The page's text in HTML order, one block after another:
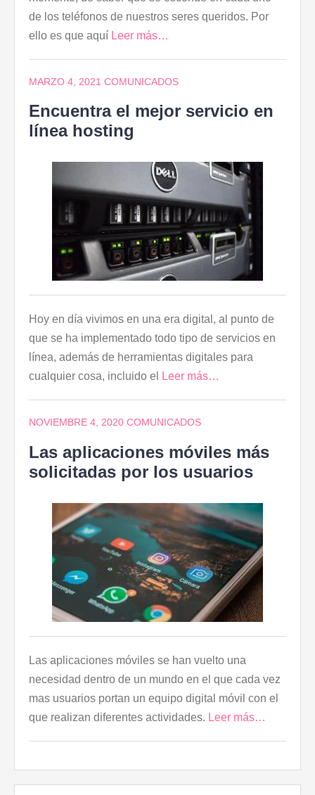
de los teléfonos de nuestros seres queridos. Por
ello es que aquí Leer más…
MARZO 4, 2021 COMUNICADOS
Encuentra el mejor servicio en
línea hosting
Hoy en día vivimos en una era digital, al punto de
que se ha implementado todo tipo de servicios en
línea, además de herramientas digitales para
cualquier cosa, incluido el
Leer más…
NOVIEMBRE 4, 2020 COMUNICADOS
Las aplicaciones móviles más
solicitadas por los usuarios
Las aplicaciones móviles se han vuelto una
necesidad dentro de un mundo en el que cada vez
mas usuarios portan un equipo digital móvil con el
que realizan diferentes actividades. Leer más…